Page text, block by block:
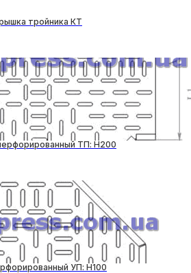
тройника КТ
ТП: H200
УП: H100